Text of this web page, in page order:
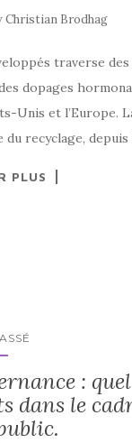
Christian Brodhag
traverse
dopages
Unis et l’Europe.
du recyclage,
PLUS
:
dans le